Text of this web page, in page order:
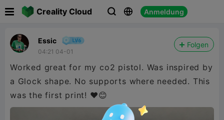
Creality Cloud   Anmeldung
Essic
04:21 04-01
Folgen
Worked great for my co2 pistol. Was inspired by
a Glock shape. No supports where needed. This
was the first print! ❤️😊